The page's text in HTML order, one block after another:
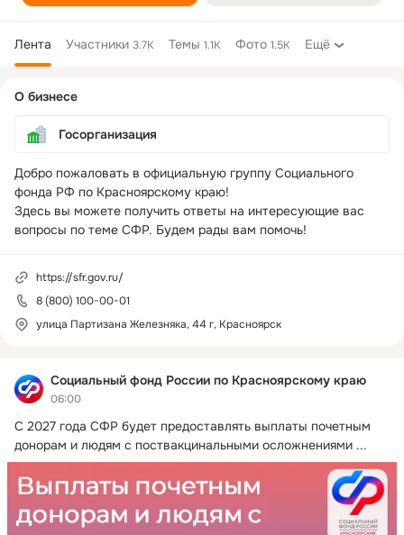
Лента Участники 3.7K Темы 1.1K Фото 1.5K Ещё
Социальный фонд России по Красноярскому краю
06:00
С 2027 года СФР будет предоставлять выплаты почетным
донорам и людям с поствакцинальными осложнениями ...
колонка
О бизнесе
Госорганизация
Добро пожаловать в официальную группу Социального
фонда РФ по Красноярскому краю!
Здесь вы можете получить ответы на интересующие вас
вопросы по теме СФР. Будем рады вам помочь!
https://sfr.gov.ru/
8 (800) 100-00-01
улица Партизана Железняка, 44 г, Красноярск